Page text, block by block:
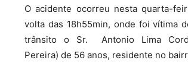
O acidente ocorreu nesta quarta-
volta das 18h55min, onde foi vítima
trânsito o Sr. Antonio Lima
Pereira) de 56 anos, residente no